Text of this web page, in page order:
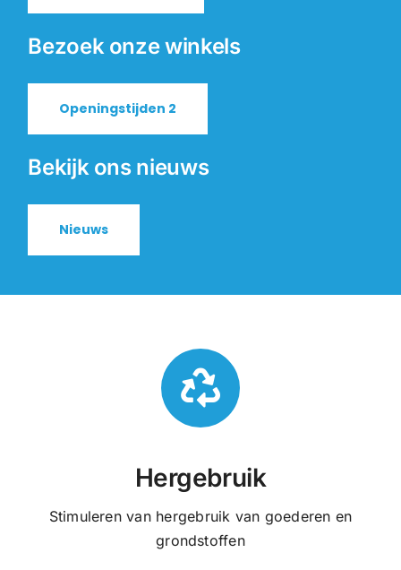
Bezoek onze winkels
Openingstijden 2
Bekijk ons nieuws
Nieuws
Hergebruik
Stimuleren van hergebruik van goederen en
grondstoffen